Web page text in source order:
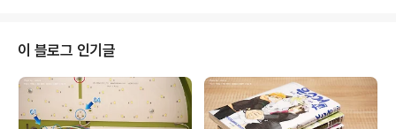
습니다. ^^ 역시 신발은 나이키? ㅎㅎ
이 블로그 인기글